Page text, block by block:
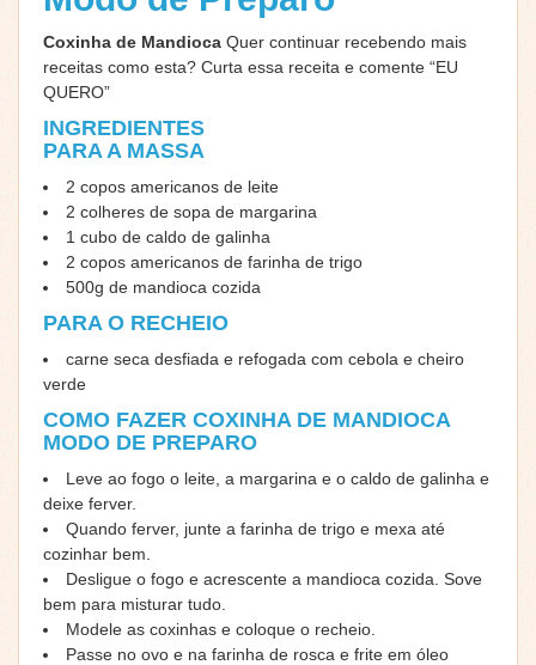
Coxinha de Mandioca Quer continuar recebendo mais
receitas como esta? Curta essa receita e comente “EU
QUERO”
INGREDIENTES
PARA A MASSA
2 copos americanos de leite
2 colheres de sopa de margarina
1 cubo de caldo de galinha
2 copos americanos de farinha de trigo
500g de mandioca cozida
PARA O RECHEIO
carne seca desfiada e refogada com cebola e cheiro
verde
COMO FAZER COXINHA DE MANDIOCA
MODO DE PREPARO
Leve ao fogo o leite, a margarina e o caldo de galinha e
deixe ferver.
Quando ferver, junte a farinha de trigo e mexa até
cozinhar bem.
Desligue o fogo e acrescente a mandioca cozida. Sove
bem para misturar tudo.
Modele as coxinhas e coloque o recheio.
Passe no ovo e na farinha de rosca e frite em óleo